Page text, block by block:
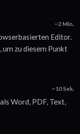
~2 Min.
Editor.
zu diesem Punkt
~10 Sek.
Word, PDF, Text,